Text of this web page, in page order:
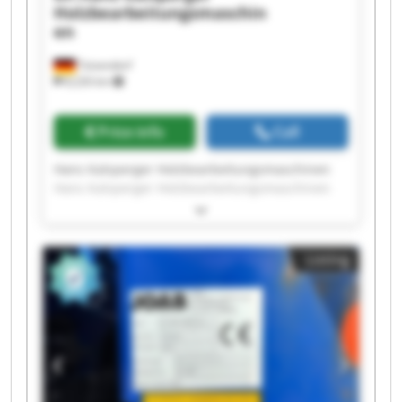
Teisendorf
8,226 km
Holzbearbeitungsmaschin
en
Price info Call
Hans Kalsperger Holzbearbeitungsmaschinen
Hans Kalsperger Holzbearbeitungsmaschinen
Hans Kalsperger Holzbearbeitungsmaschinen
Hans Kalsperger Holzbearbeitungsmaschinen
Hans Kalsperger Holzbearbeitungsmaschinen
Hans Kalsperger Holzbearbeitungsmaschinen
Hans Kalsperger Holzbearbeitungsmaschinen
Hans Kalsperger Holzbearbeitungsmaschinen
Hans Kalsperger Holzbearbeitungsmaschinen
Hans Kalsperger Holzbearbeitungsmaschinen
Hans Kalsperger Holzbearbeitungsmaschinen
Listing